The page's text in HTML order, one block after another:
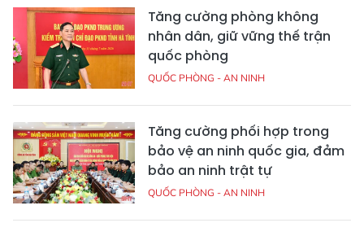
Tăng cường phòng không
nhân dân, giữ vững thế trận
quốc phòng
QUỐC PHÒNG - AN NINH
Tăng cường phối hợp trong
bảo vệ an ninh quốc gia, đảm
bảo an ninh trật tự
QUỐC PHÒNG - AN NINH